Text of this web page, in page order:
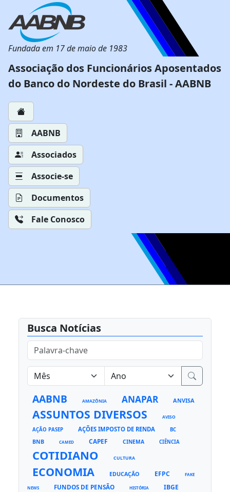
Fundada em 17 de maio de 1983
Associação dos Funcionários Aposentados
do Banco do Nordeste do Brasil - AABNB
AABNB
Associados
Associe-se
Documentos
Fale Conosco
Busca Notícias
AABNB AMAZÔNIA ANAPAR ANVISA
ASSUNTOS DIVERSOS AVISO
AÇÃO PASEP AÇÕES IMPOSTO DE RENDA BC
BNB CAMED CAPEF CINEMA CIÊNCIA
COTIDIANO CULTURA
ECONOMIA EDUCAÇÃO EFPC FAKE
NEWS FUNDOS DE PENSÃO HISTÓRIA IBGE